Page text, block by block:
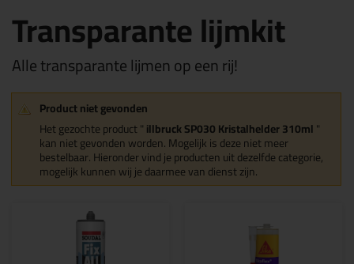
Transparante lijmkit
Alle transparante lijmen op een rij!
Product niet gevonden
Het gezochte product "illbruck SP030 Kristalhelder 310ml"
kan niet gevonden worden. Mogelijk is deze niet meer
bestelbaar. Hieronder vind je producten uit dezelfde categorie,
mogelijk kunnen wij je daarmee van dienst zijn.